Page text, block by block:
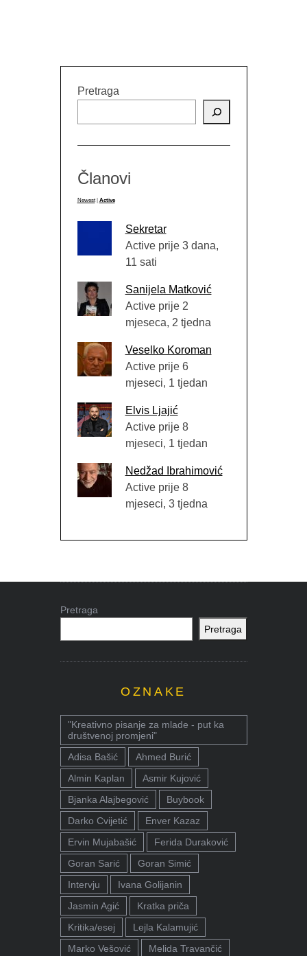
Pretraga
Članovi
Newest Active
Sekretar
Active prije 3 dana,
11 sati
Sanijela Matković
Active prije 2
mjeseca, 2 tjedna
Veselko Koroman
Active prije 6
mjeseci, 1 tjedan
Elvis Ljajić
Active prije 8
mjeseci, 1 tjedan
Nedžad Ibrahimović
Active prije 8
mjeseci, 3 tjedna
Pretraga
Pretraga
OZNAKE
"Kreativno pisanje za mlade - put ka
društvenoj promjeni"
Adisa Bašić
Ahmed Burić
Almin Kaplan
Asmir Kujović
Bjanka Alajbegović
Buybook
Darko Cvijetić
Enver Kazaz
Ervin Mujabašić
Ferida Duraković
Goran Sarić
Goran Simić
Intervju
Ivana Golijanin
Jasmin Agić
Kratka priča
Kritika/esej
Lejla Kalamujić
Marko Vešović
Melida Travančić